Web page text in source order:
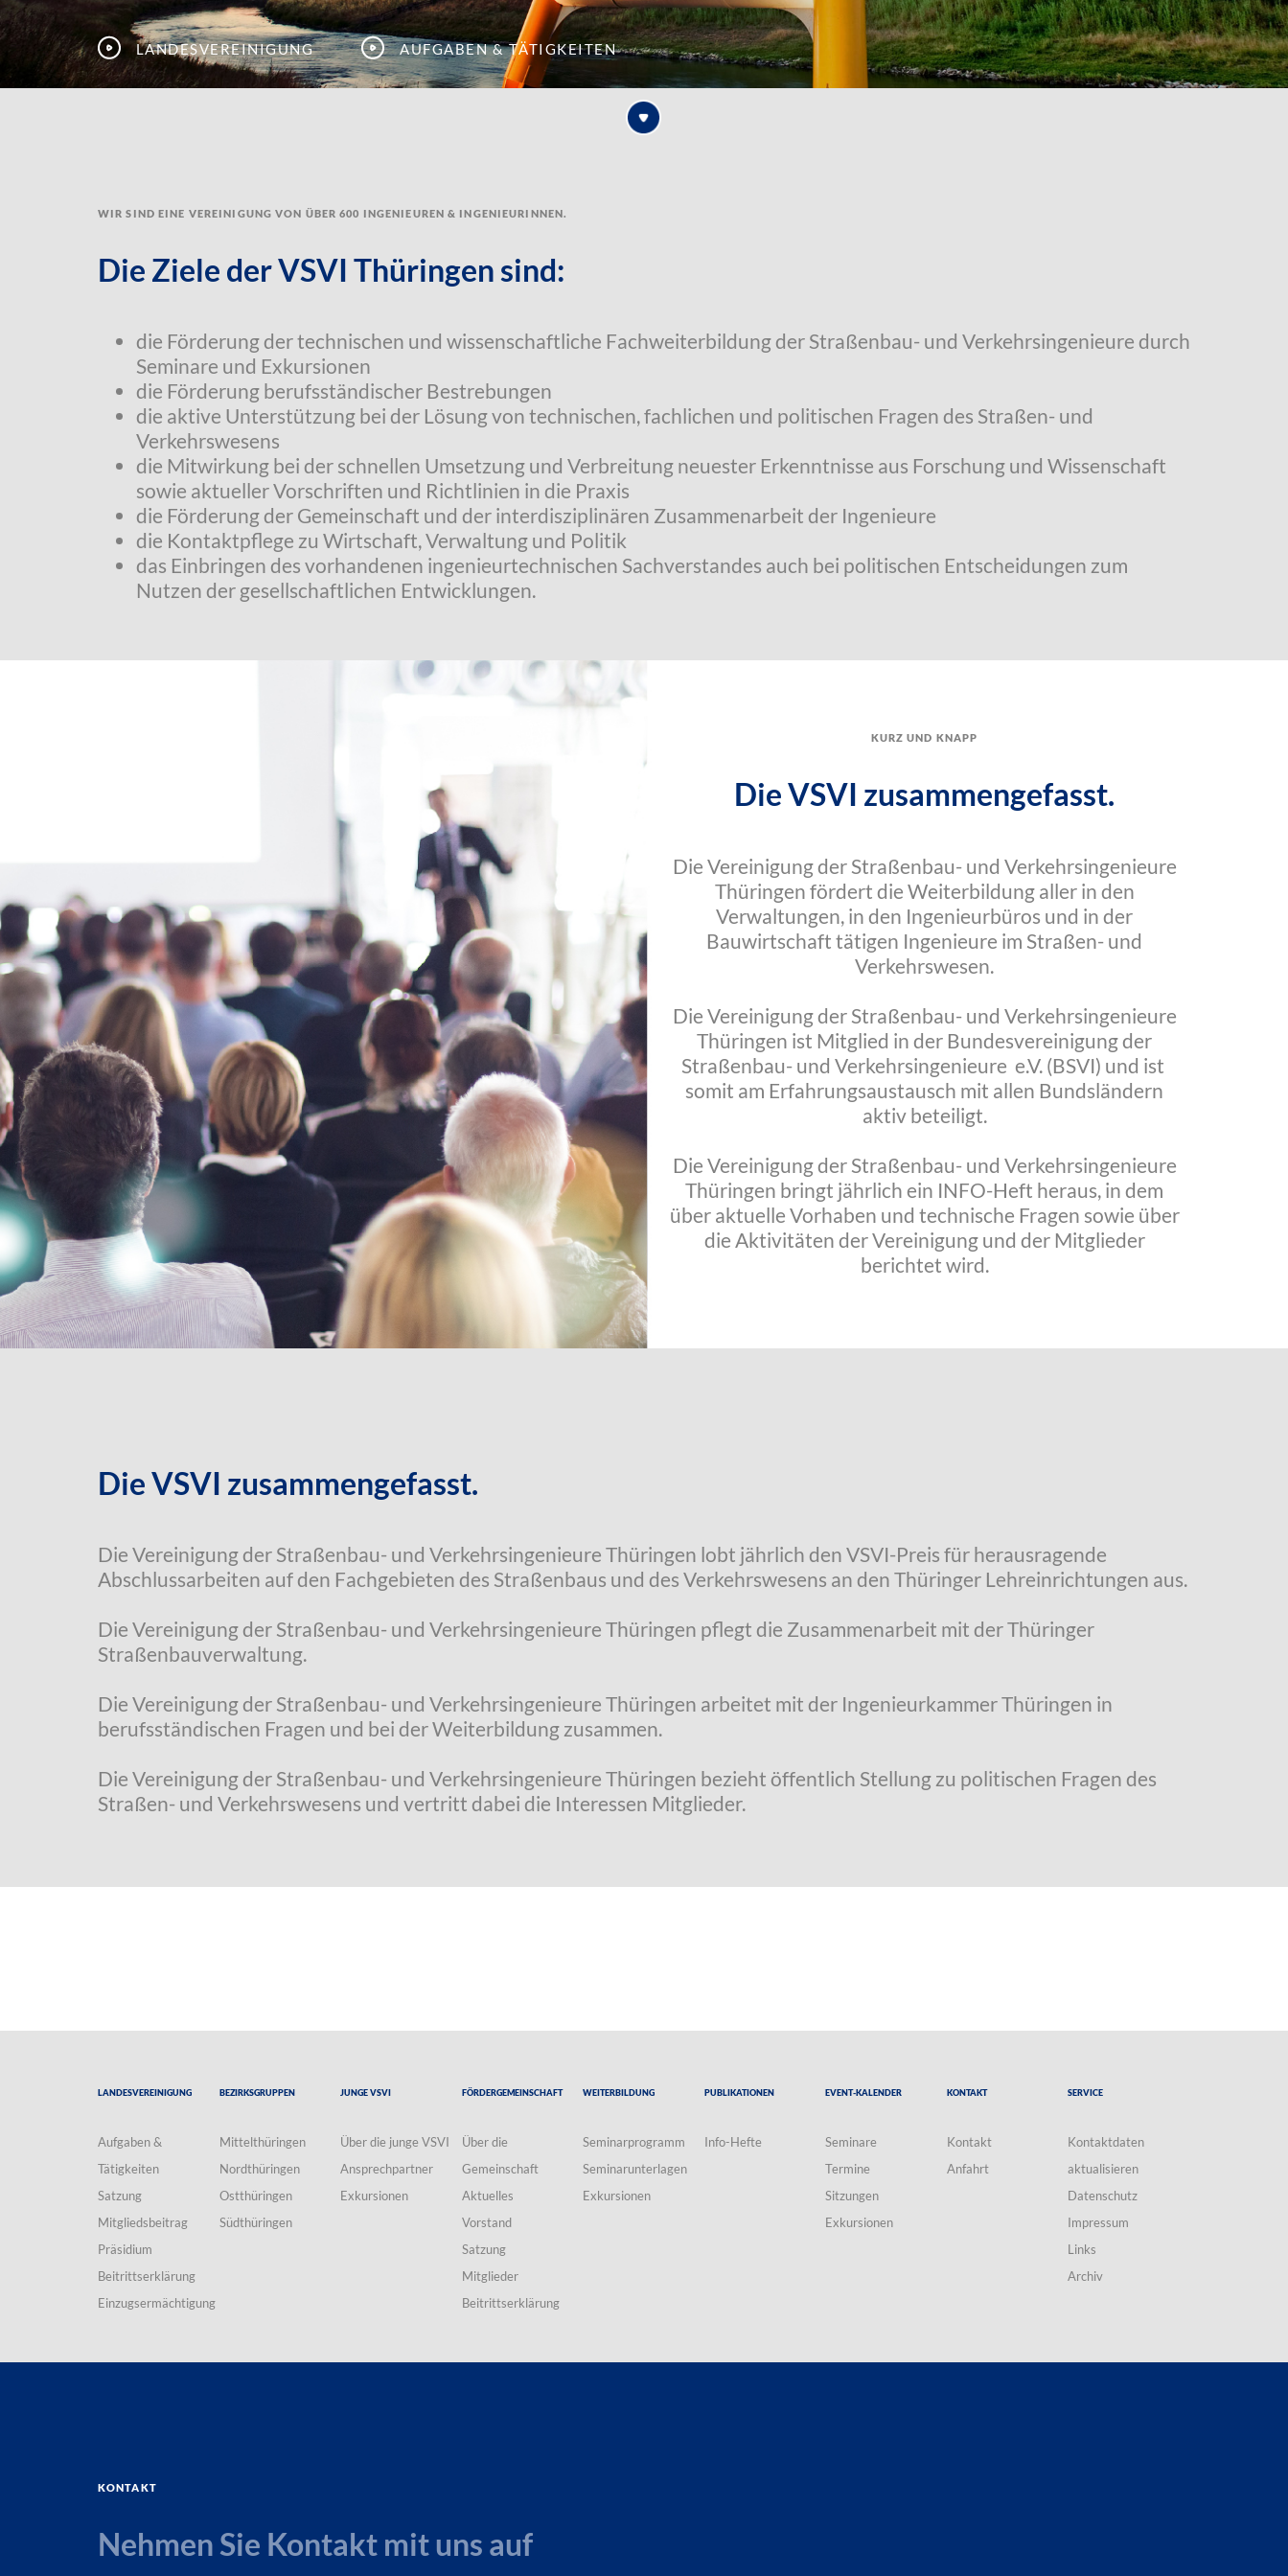
Landesvereinigung Aufgaben & Tätigkeiten
Wir sind eine Vereinigung von über 600 Ingenieuren & Ingenieurinnen.
Die Ziele der VSVI Thüringen sind:
die Förderung der technischen und wissenschaftliche Fachweiterbildung der Straßenbau- und Verkehrsingenieure durch
Seminare und Exkursionen
die Förderung berufsständischer Bestrebungen
die aktive Unterstützung bei der Lösung von technischen, fachlichen und politischen Fragen des Straßen- und
Verkehrswesens
die Mitwirkung bei der schnellen Umsetzung und Verbreitung neuester Erkenntnisse aus Forschung und Wissenschaft
sowie aktueller Vorschriften und Richtlinien in die Praxis
die Förderung der Gemeinschaft und der interdisziplinären Zusammenarbeit der Ingenieure
die Kontaktpflege zu Wirtschaft, Verwaltung und Politik
das Einbringen des vorhandenen ingenieurtechnischen Sachverstandes auch bei politischen Entscheidungen zum
Nutzen der gesellschaftlichen Entwicklungen.
kurz und knapp
Die VSVI zusammengefasst.
Die Vereinigung der Straßenbau- und Verkehrsingenieure
Thüringen fördert die Weiterbildung aller in den
Verwaltungen, in den Ingenieurbüros und in der
Bauwirtschaft tätigen Ingenieure im Straßen- und
Verkehrswesen.
Die Vereinigung der Straßenbau- und Verkehrsingenieure
Thüringen ist Mitglied in der Bundesvereinigung der
Straßenbau- und Verkehrsingenieure e.V. (BSVI) und ist
somit am Erfahrungsaustausch mit allen Bundsländern
aktiv beteiligt.
Die Vereinigung der Straßenbau- und Verkehrsingenieure
Thüringen bringt jährlich ein INFO-Heft heraus, in dem
über aktuelle Vorhaben und technische Fragen sowie über
die Aktivitäten der Vereinigung und der Mitglieder
berichtet wird.
Die VSVI zusammengefasst.
Die Vereinigung der Straßenbau- und Verkehrsingenieure Thüringen lobt jährlich den VSVI-Preis für herausragende
Abschlussarbeiten auf den Fachgebieten des Straßenbaus und des Verkehrswesens an den Thüringer Lehreinrichtungen aus.
Die Vereinigung der Straßenbau- und Verkehrsingenieure Thüringen pflegt die Zusammenarbeit mit der Thüringer
Straßenbauverwaltung.
Die Vereinigung der Straßenbau- und Verkehrsingenieure Thüringen arbeitet mit der Ingenieurkammer Thüringen in
berufsständischen Fragen und bei der Weiterbildung zusammen.
Die Vereinigung der Straßenbau- und Verkehrsingenieure Thüringen bezieht öffentlich Stellung zu politischen Fragen des
Straßen- und Verkehrswesens und vertritt dabei die Interessen Mitglieder.
Landesvereinigung
Aufgaben &
Tätigkeiten
Satzung
Mitgliedsbeitrag
Präsidium
Beitrittserklärung
Einzugsermächtigung
Bezirksgruppen
Mittelthüringen
Nordthüringen
Ostthüringen
Südthüringen
Junge VSVI
Über die junge VSVI
Ansprechpartner
Exkursionen
Fördergemeinschaft
Über die
Gemeinschaft
Aktuelles
Vorstand
Satzung
Mitglieder
Beitrittserklärung
Weiterbildung
Seminarprogramm
Seminarunterlagen
Exkursionen
Publikationen
Info-Hefte
Event-Kalender
Seminare
Termine
Sitzungen
Exkursionen
Kontakt
Kontakt
Anfahrt
Service
Kontaktdaten
aktualisieren
Datenschutz
Impressum
Links
Archiv
Kontakt
Nehmen Sie Kontakt mit uns auf